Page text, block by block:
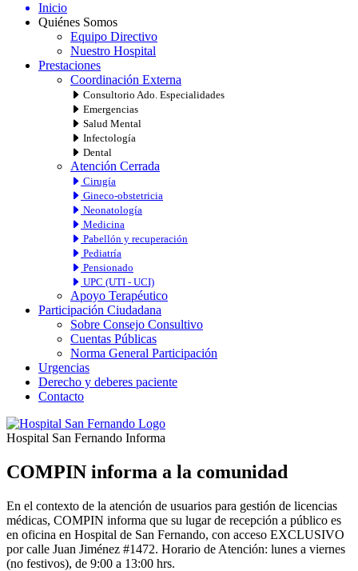
Inicio
Quiénes Somos
Equipo Directivo
Nuestro Hospital
Prestaciones
Coordinación Externa
Consultorio Ado. Especialidades
Emergencias
Salud Mental
Infectología
Dental
Atención Cerrada
Cirugía
Gineco-obstetricia
Neonatología
Medicina
Pabellón y recuperación
Pediatría
Pensionado
UPC (UTI - UCI)
Apoyo Terapéutico
Participación Ciudadana
Sobre Consejo Consultivo
Cuentas Públicas
Norma General Participación
Urgencias
Derecho y deberes paciente
Contacto
Hospital San Fernando Informa
COMPIN informa a la comunidad
En el contexto de la atención de usuarios para gestión de licencias
médicas, COMPIN informa que su lugar de recepción a público es
en oficina en Hospital de San Fernando, con acceso EXCLUSIVO
por calle Juan Jiménez #1472. Horario de Atención: lunes a viernes
(no festivos), de 9:00 a 13:00 hrs.